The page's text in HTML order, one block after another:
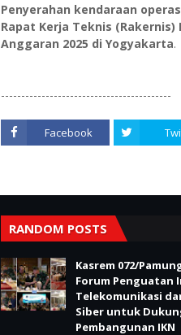
Penyerahan kendaraan
Rapat Kerja Teknis
Anggaran 2025 di Yogyakarta.
------------------------------------------
Facebook
RANDOM POSTS
Kasrem 072/
Forum
Telekomunikasi
Siber untuk
Pembangunan IKN